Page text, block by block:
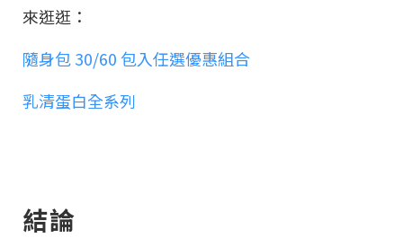
來逛逛：
隨身包 30/60 包入任選優惠組合
乳清蛋白全系列
結論